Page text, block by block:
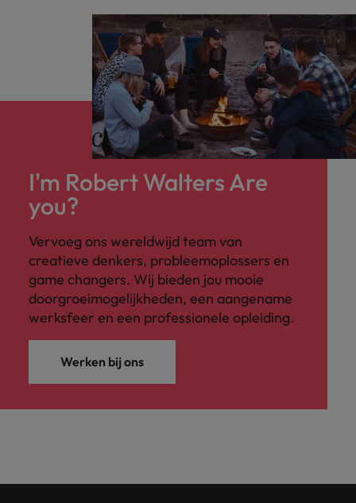
I'm Robert Walters Are
you?
Vervoeg ons wereldwijd team van
creatieve denkers, probleemoplossers en
game changers. Wij bieden jou mooie
doorgroeimogelijkheden, een aangename
werksfeer en een professionele opleiding.
Werken bij ons